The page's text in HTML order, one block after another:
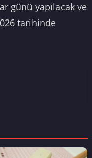
günü yapılacak ve
tarihinde